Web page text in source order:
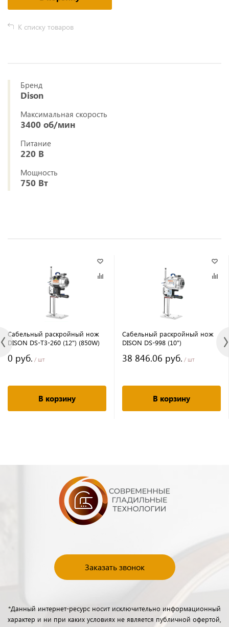
К списку товаров
Бренд
Dison
Максимальная скорость
3400 об/мин
Питание
220 В
Мощность
750 Вт
Сабельный раскройный нож
DISON DS-T3-260 (12") (850W)
0 руб. / шт
В корзину
Сабельный раскройный нож
DISON DS-998 (10")
38 846.06 руб. / шт
В корзину
Заказать звонок
*Данный интернет-ресурс носит исключительно информационный
характер и ни при каких условиях не является публичной офертой,